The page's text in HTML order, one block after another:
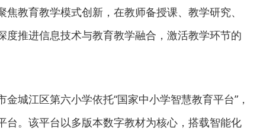
教育教学模式创新，在教师备授课、教学研究、
度推进信息技术与教育教学融合，激活教学环节的
城江区第六小学依托“国家中小学智慧教育平台”，
台。该平台以多版本数字教材为核心，搭载智能化